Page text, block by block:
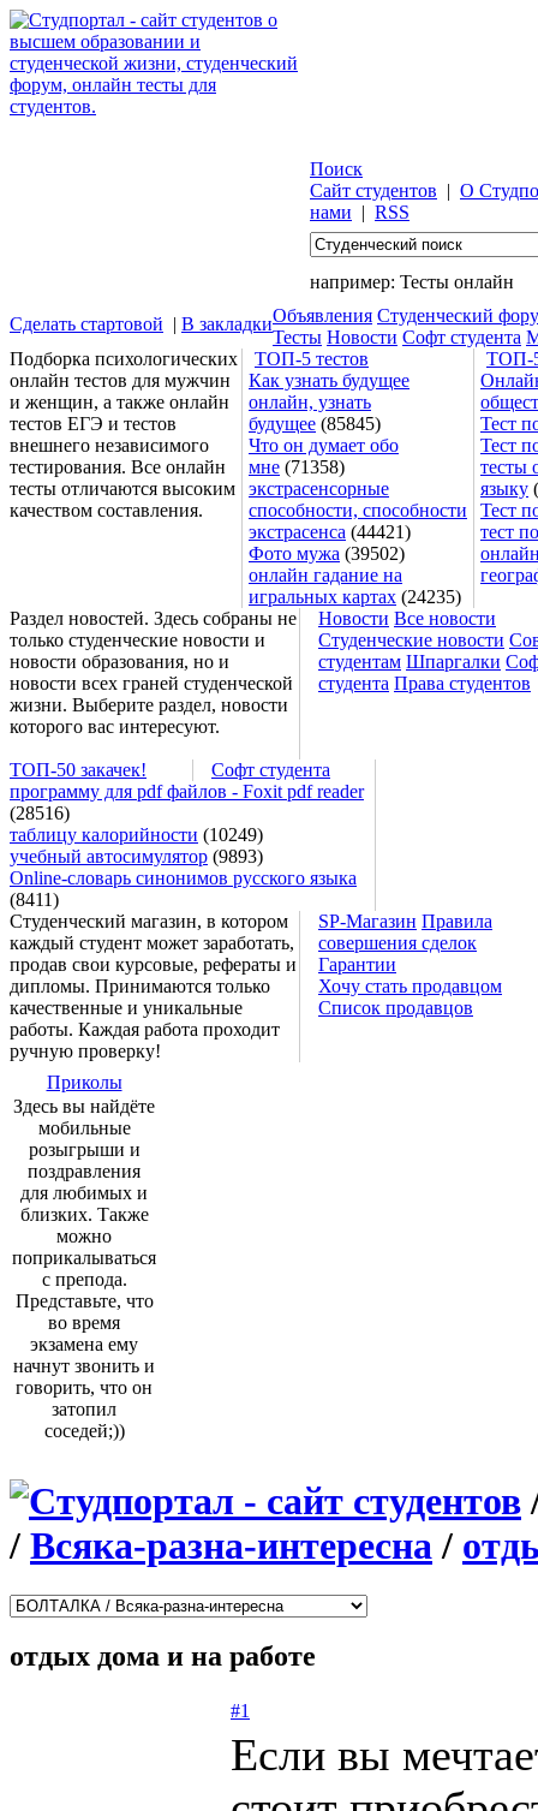
Поиск
Сайт студентов | О
нами | RSS
например: Тесты онлайн
Сделать стартовой | В закладкиОбъявления Студенческий
Тесты Новости Софт студента
Подборка психологических
онлайн тестов для мужчин
и женщин, а также онлайн
тестов ЕГЭ и тестов
внешнего независимого
тестирования. Все онлайн
тесты отличаются высоким
качеством составления.
ТОП-5 тестов
ТОП-
Как узнать будущее
онлайн, узнать
будущее (85845)
Что он думает обо
мне (71358)
экстрасенсорные
способности, способности
экстрасенса (44421)
Фото мужа (39502)
онлайн гадание на
игральных картах (24235)
Тест
Тест
тесты
языку
Тест
тест
Раздел новостей. Здесь собраны не
только студенческие новости и
новости образования, но и
новости всех граней студенческой
жизни. Выберите раздел, новости
которого вас интересуют.
Новости Все новости
Студенческие новости
студентам Шпаргалки
студента Права студентов
ТОП-50 закачек!
Софт студента
программу для pdf файлов - Foxit pdf reader
(28516)
таблицу калорийности (10249)
учебный автосимулятор (9893)
Online-словарь синонимов русского языка
(8411)
Студенческий магазин, в котором
каждый студент может заработать,
продав свои курсовые, рефераты и
дипломы. Принимаются только
качественные и уникальные
работы. Каждая работа проходит
ручную проверку!
SP-Магазин Правила
совершения сделок
Гарантии
Хочу стать продавцом
Список продавцов
Приколы
Здесь вы найдёте
мобильные
розыгрыши и
поздравления
для любимых и
близких. Также
можно
поприкалываться
с препода.
Представьте, что
во время
экзамена ему
начнут звонить и
говорить, что он
затопил
соседей;))
/ Всяка-разна-интересна/
отдых дома и на работе
#1
Если вы